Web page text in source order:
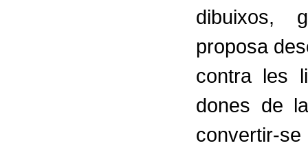
dibuixos,
proposa
contra les
dones de
convertir-se